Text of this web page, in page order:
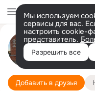
Мы используем
сервисы для вас.
настроить cookie-
представитель.
Разрешить все
Людмила
Добавить в друзья